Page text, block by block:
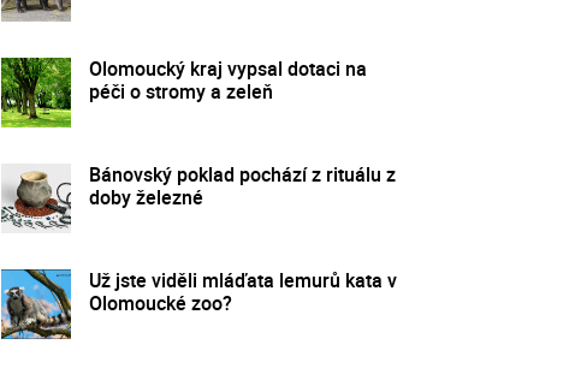
Olomoucký kraj vypsal dotaci na
péči o stromy a zeleň
Bánovský poklad pochází z rituálu z
doby železné
Už jste viděli mláďata lemurů kata v
Olomoucké zoo?